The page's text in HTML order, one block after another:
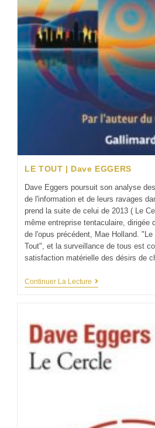
LE TOUT | Dave EGGERS
Dave Eggers poursuit son analyse
de l'information et de leurs ravages
prend la suite de celui de 2013 ( Le
même entreprise tentaculaire, dirigée
de l'opus précédent, Mae Holland.
Tout", et la surveillance de tous est
satisfaction matérielle des désirs de
Continuer La Lecture